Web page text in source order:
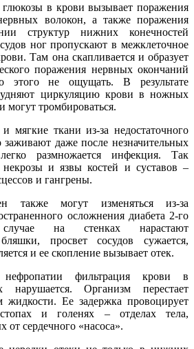
в крови вызывает поражения
волокон, а также поражения
структур нижних конечностей
ног пропускают в межклеточное
Там она скапливается и образует
поражения нервных окончаний
этого не ощущать. В результате
циркуляцию крови в ножных
могут тромбироваться.
мягкие ткани из-за недостаточного
заживают даже после незначительных
размножается инфекция. Так
и язвы костей и суставов –
и гангрены.
также могут изменяться из-за
осложнения диабета 2-го
на стенках нарастают
бляшки, просвет сосудов сужается,
и ее скопление вызывает отек.
нефропатии фильтрация крови в
нарушается. Организм перестает
жидкости. Ее задержка провоцирует
и голенях – отделах тела,
от сердечного «насоса».